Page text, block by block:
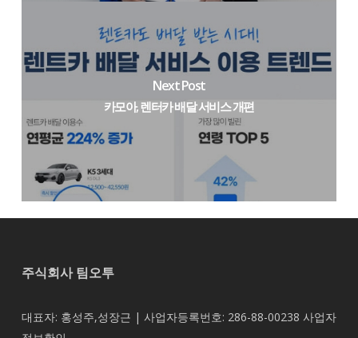
Next Post
카모아, 렌터카 배달 서비스 개편
주식회사 팀오투
대표자: 홍성주,성장근 | 사업자등록번호: 286-88-00238 사업자